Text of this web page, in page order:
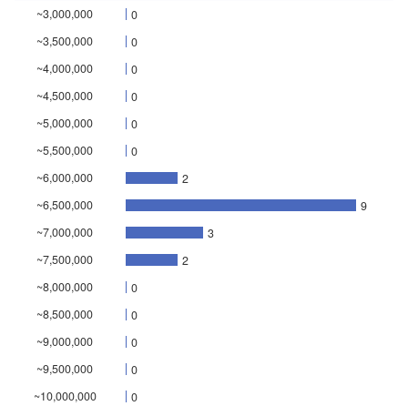
~3,000,000
0
~3,500,000
0
~4,000,000
0
~4,500,000
0
~5,000,000
0
~5,500,000
0
~6,000,000
2
~6,500,000
9
~7,000,000
3
~7,500,000
2
~8,000,000
0
~8,500,000
0
~9,000,000
0
~9,500,000
0
~10,000,000
0